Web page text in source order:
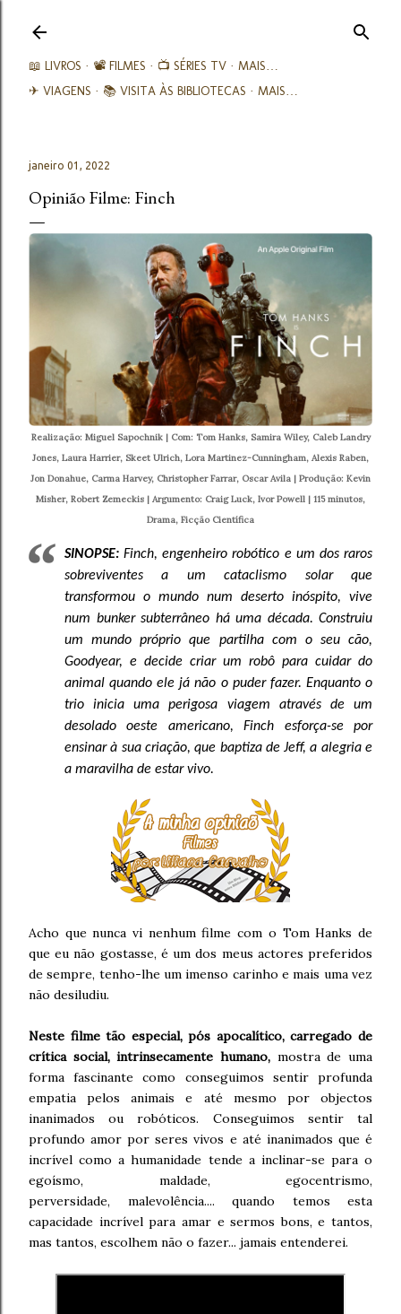
📖 LIVROS 📽️ FILMES 📺 SÉRIES TV
MAIS…
✈ VIAGENS
📚︎ VISITA ÀS BIBLIOTECAS MAIS…
janeiro 01, 2022
Opinião Filme: Finch
Realização: Miguel Sapochnik | Com: Tom Hanks, Samira Wiley, Caleb Landry
Jones, Laura Harrier, Skeet Ulrich, Lora Martinez-Cunningham, Alexis Raben,
Jon Donahue, Carma Harvey, Christopher Farrar, Oscar Avila | Produção: Kevin
Misher, Robert Zemeckis | Argumento: Craig Luck, Ivor Powell | 115 minutos,
Drama, Ficção Científica
SINOPSE: Finch, engenheiro robótico e um dos raros
sobreviventes a um cataclismo solar que
transformou o mundo num deserto inóspito, vive
num bunker subterrâneo há uma década. Construiu
um mundo próprio que partilha com o seu cão,
Goodyear, e decide criar um robô para cuidar do
animal quando ele já não o puder fazer. Enquanto o
trio inicia uma perigosa viagem através de um
desolado oeste americano, Finch esforça-se por
ensinar à sua criação, que baptiza de Jeff, a alegria e
a maravilha de estar vivo.
Acho que nunca vi nenhum filme com o Tom Hanks de
que eu não gostasse, é um dos meus actores preferidos
de sempre, tenho-lhe um imenso carinho e mais uma vez
não desiludiu.
Neste filme tão especial, pós apocalítico, carregado de
crítica social, intrinsecamente humano, mostra de uma
forma fascinante como conseguimos sentir profunda
empatia pelos animais e até mesmo por objectos
inanimados ou robóticos. Conseguimos sentir tal
profundo amor por seres vivos e até inanimados que é
incrível como a humanidade tende a inclinar-se para o
egoísmo, maldade, egocentrismo,
perversidade, malevolência.... quando temos esta
capacidade incrível para amar e sermos bons, e tantos,
mas tantos, escolhem não o fazer... jamais entenderei.